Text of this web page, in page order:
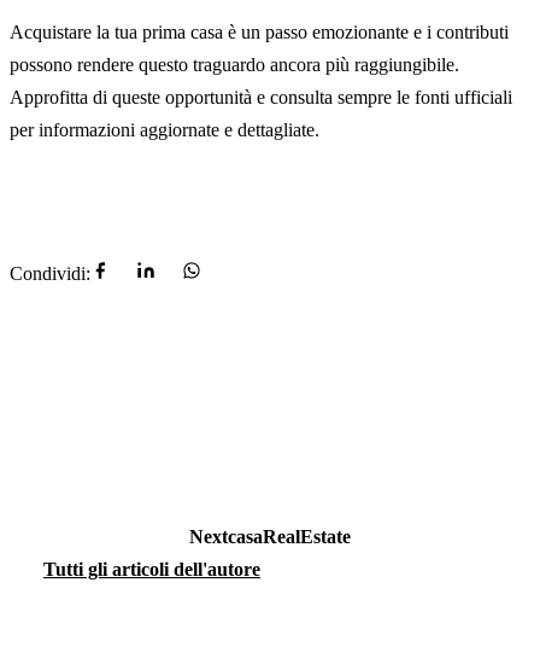
Acquistare la tua prima casa è un passo emozionante e i contributi
possono rendere questo traguardo ancora più raggiungibile.
Approfitta di queste opportunità e consulta sempre le fonti ufficiali
per informazioni aggiornate e dettagliate.
Condividi:
NextcasaRealEstate
Tutti gli articoli dell'autore